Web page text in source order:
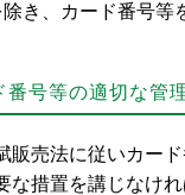
き、カード番号等
号等の適切な管理
販売法に従いカー
な措置を講じなけ